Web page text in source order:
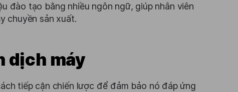
đào tạo bằng nhiều ngôn ngữ, giúp nhân viên
chuyền sản xuất.
dịch máy
tiếp cận chiến lược để đảm bảo nó đáp ứng